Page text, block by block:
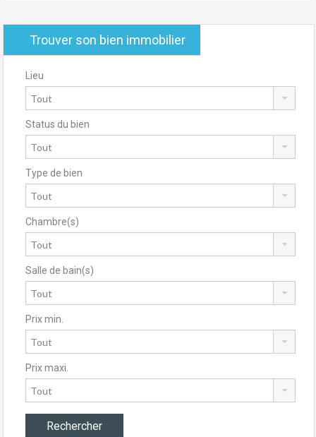
Trouver son bien immobilier
Lieu
Status du bien
Type de bien
Chambre(s)
Salle de bain(s)
Prix min.
Prix maxi.